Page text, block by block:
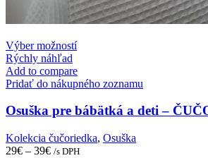
Výber možnostíThis
has
multiple
The
may
be
Rýchly náhľad
Add to compare
Pridať do nákupného zoznamu
Osuška pre bábätká a deti –
Kolekcia čučoriedka, Osuška
29€ – 39€ /s DPH